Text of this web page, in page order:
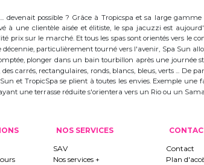
possible ? Grâce à Tropicspa et sa large gamme
à une clientèle aisée et élitiste, le spa jacuzzi est
sur le marché. Et tous les spas sont orientés vers le
particulièrement tourné vers l'avenir, Spa Sun
plonger dans un bain tourbillon après une journée
carrés, rectangulaires, ronds, blancs, bleus, verts ... De
et TropicSpa se plient à toutes les envies. Exemple
une terrasse réduite s'orientera vers un Rio ou un
NOS SERVICES
SAV
Nos services +
Contact
Plan